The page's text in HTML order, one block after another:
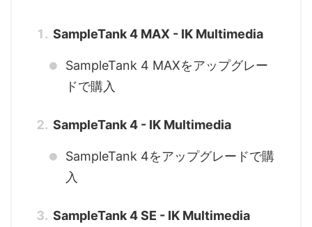
SampleTank 4 MAX - IK Multimedia
SampleTank 4 MAXをアップグレー
ドで購入
SampleTank 4 - IK Multimedia
SampleTank 4をアップグレードで購
入
SampleTank 4 SE - IK Multimedia